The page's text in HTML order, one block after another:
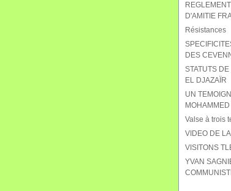
D'AMITIE
Résistances
DES
STATUTS
EL DJAZAÏR
UN
MOHAMMED
Valse à trois
VIDEO DE
VISITONS
YVAN